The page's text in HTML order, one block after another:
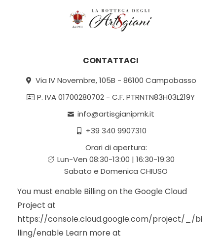
CONTATTACI
Via IV Novembre, 105B - 86100 Campobasso
P. IVA 01700280702 - C.F. PTRNTN83H03L219Y
info@artisgianipmk.it
+39 340 9907310
Orari di apertura:
Lun-Ven 08:30-13:00 | 16:30-19:30
Sabato e Domenica CHIUSO
You must enable Billing on the Google Cloud
Project at
https://console.cloud.google.com/project/_/bi
lling/enable Learn more at